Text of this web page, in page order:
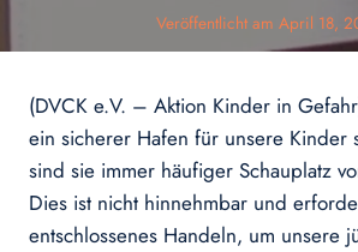
Veröffentlicht am April 18,
(DVCK e.V. – Aktion Kinder in
ein sicherer Hafen für unsere Kinder
sind sie immer häufiger Schauplatz
Dies ist nicht hinnehmbar und
entschlossenes Handeln, um unsere